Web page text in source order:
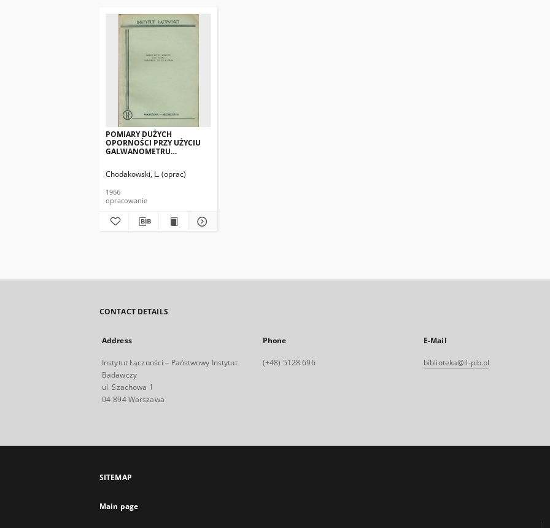
POMIARY DUŻYCH
OPORNOŚCI PRZY UŻYCIU
GALWANOMETRU
Chodakowski, L. (oprac)
1966
opracowanie
CONTACT DETAILS
Address
Instytut Łączności – Państwowy Instytut
Badawczy
ul. Szachowa 1
04-894 Warszawa
Phone
(+48) 5128 696
E-Mail
biblioteka@il-pib.pl
SITEMAP
Main page